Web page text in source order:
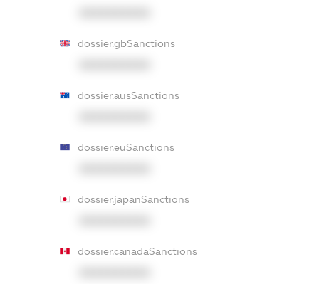
dossier.gbSanctions
dossier.ausSanctions
dossier.euSanctions
dossier.japanSanctions
dossier.canadaSanctions